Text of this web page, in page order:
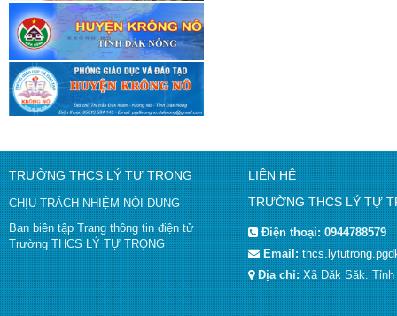
TRƯỜNG THCS LÝ TỰ TRỌNG
CHỊU TRÁCH NHIỆM NỘI DUNG
Ban biên tập Trang thông tin điện tử
Trường THCS LÝ TỰ TRỌNG
LIÊN HỆ
TRƯỜNG THCS LÝ TỰ
Điện thoại:0944788579
Email:
Địa chỉ:Xã Đăk Săk.